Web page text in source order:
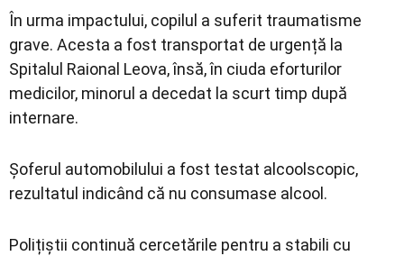
În urma impactului, copilul a suferit traumatisme
grave. Acesta a fost transportat de urgență la
Spitalul Raional Leova, însă, în ciuda eforturilor
medicilor, minorul a decedat la scurt timp după
internare.
Șoferul automobilului a fost testat alcoolscopic,
rezultatul indicând că nu consumase alcool.
Polițiștii continuă cercetările pentru a stabili cu